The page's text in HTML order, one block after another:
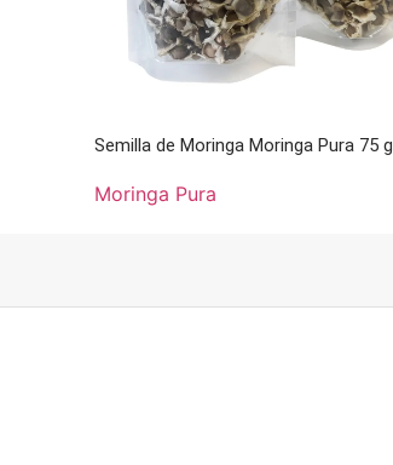
Semilla de Moringa Moringa Pura 75 g
Moringa Pura